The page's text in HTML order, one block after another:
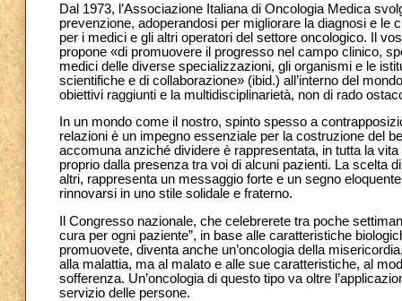
Dal 1973, l’Associazione Italiana di Oncologia Medica
prevenzione, adoperandosi per migliorare la diagnosi e
per i medici e gli altri operatori del settore oncologico. Il
propone «di promuovere il progresso nel campo clinico,
medici delle diverse specializzazioni, gli organismi e le
scientifiche e di collaborazione» (ibid.) all’interno del
obiettivi raggiunti e la multidisciplinarietà, non di rado
In un mondo come il nostro, spinto spesso a
relazioni è un impegno essenziale per la costruzione del
accomuna anziché dividere è rappresentata, in tutta la
proprio dalla presenza tra voi di alcuni pazienti. La scelta
altri, rappresenta un messaggio forte e un segno
rinnovarsi in uno stile solidale e fraterno.
Il Congresso nazionale, che celebrerete tra poche
cura per ogni paziente”, in base alle caratteristiche
promuovete, diventa anche un’oncologia della
alla malattia, ma al malato e alle sue caratteristiche, al
sofferenza. Un’oncologia di questo tipo va oltre
servizio delle persone.